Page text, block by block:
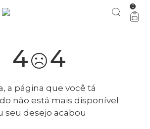
0
4 4
a página que você tá
não está mais disponível
seu desejo acabou